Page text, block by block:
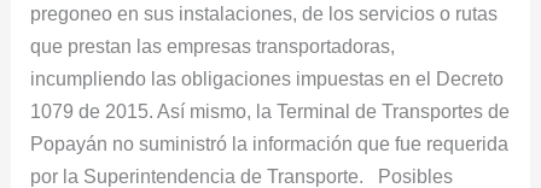
pregoneo en sus instalaciones, de los servicios o rutas
que prestan las empresas transportadoras,
incumpliendo las obligaciones impuestas en el Decreto
1079 de 2015. Así mismo, la Terminal de Transportes de
Popayán no suministró la información que fue requerida
por la Superintendencia de Transporte. Posibles